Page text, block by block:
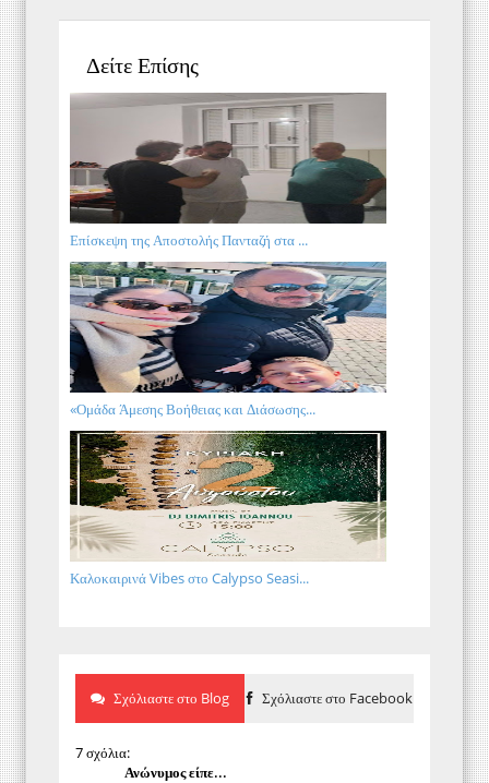
Δείτε Επίσης
Επίσκεψη της Αποστολής Πανταζή στα ...
«Ομάδα Άμεσης Βοήθειας και Διάσωσης...
Καλοκαιρινά Vibes στο Calypso Seasi...
Σχόλιαστε στο Blog Σχόλιαστε στο Facebook
7 σχόλια:
Ανώνυμος είπε...